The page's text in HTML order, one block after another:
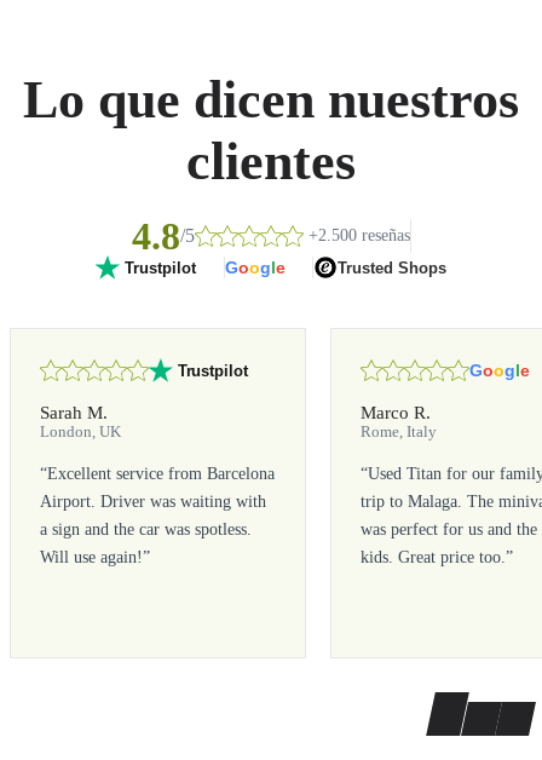
Lo que dicen nuestros
clientes
4.8/5 +2.500 reseñas
Trustpilot Google Trusted Shops
Trustpilot
Sarah M.
London, UK
“Excellent service from Barcelona
Airport. Driver was waiting with
a sign and the car was spotless.
Will use again!”
Google
Marco R.
Rome, Italy
“Used Titan for our
trip to Malaga. The
was perfect for us and the
kids. Great price too.”